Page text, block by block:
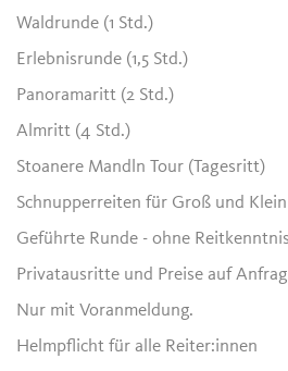
Waldrunde (1 Std.)
Erlebnisrunde (1,5 Std.)
Panoramaritt (2 Std.)
Almritt (4 Std.)
Stoanere Mandln Tour (Tagesritt)
Schnupperreiten für Groß und Klein
Geführte Runde - ohne
Privatausritte und Preise auf
Nur mit Voranmeldung.
Helmpflicht für alle Reiter:innen